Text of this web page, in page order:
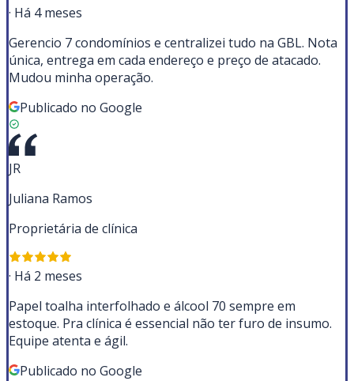
· Há 4 meses
Gerencio 7 condomínios e centralizei tudo na GBL. Nota
única, entrega em cada endereço e preço de atacado.
Mudou minha operação.
Publicado no Google
JR
Juliana Ramos
Proprietária de clínica
· Há 2 meses
Papel toalha interfolhado e álcool 70 sempre em
estoque. Pra clínica é essencial não ter furo de insumo.
Equipe atenta e ágil.
Publicado no Google